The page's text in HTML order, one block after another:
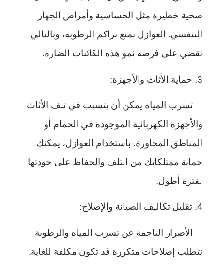
صحية خطيرة مثل الحساسية وأمراض الجهاز
التنفسي. العوازل تمنع تراكم الرطوبة، وبالتالي
تقضي على فرصة نمو هذه الكائنات الضارة.
3. حماية الأثاث والأجهزة:
تسرب المياه يمكن أن يتسبب في تلف الأثاث
والأجهزة الكهربائية الموجودة في الحمام أو
المناطق المجاورة. باستخدام العوازل، يمكنك
حماية ممتلكاتك من التلف والحفاظ على جودتها
لفترة أطول.
4. تقليل تكاليف الصيانة والإصلاح:
الأضرار الناجمة عن تسرب المياه والرطوبة
تتطلب إصلاحات متكررة قد تكون مكلفة للغاية.